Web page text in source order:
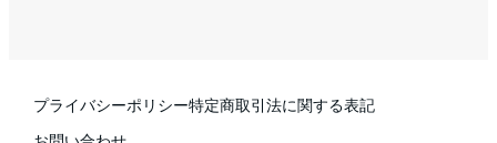
プライバシーポリシー特定商取引法に関する表記